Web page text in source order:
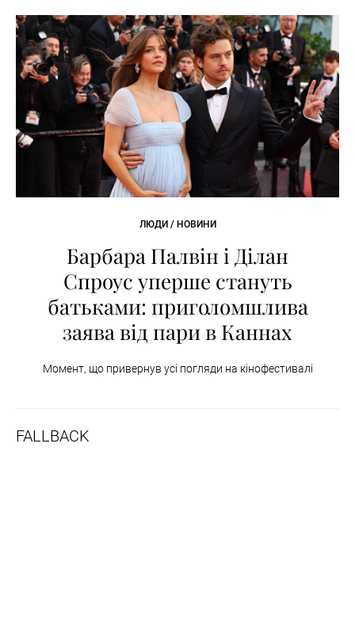
ЛЮДИ / НОВИНИ
Барбара Палвін і Ділан
Спроус уперше стануть
батьками: приголомшлива
заява від пари в Каннах
Момент, що привернув усі погляди на кінофестивалі
FALLBACK